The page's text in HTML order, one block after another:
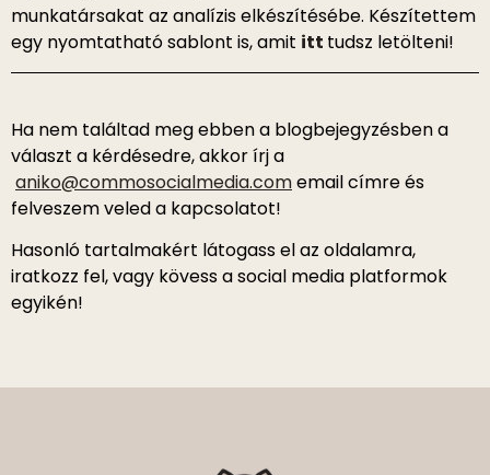
munkatársakat az analízis elkészítésébe. Készítettem
egy nyomtatható sablont is, amit itt tudsz letölteni!
Ha nem találtad meg ebben a blogbejegyzésben a
választ a kérdésedre, akkor írj a
aniko@commosocialmedia.comemail címre és
felveszem veled a kapcsolatot!
Hasonló tartalmakért látogass el az oldalamra,
iratkozz fel, vagy kövess a social media platformok
egyikén!